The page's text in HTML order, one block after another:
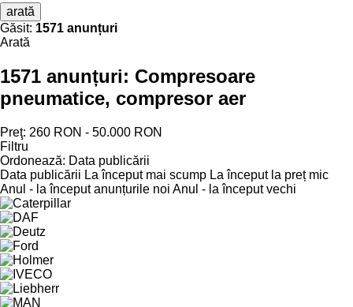
arată
Găsit: 1571 anunțuri
Arată
1571 anunțuri: Compresoare
pneumatice, compresor aer
Preţ: 260 RON - 50.000 RON
Filtru
Ordonează: Data publicării
Data publicării La început mai scump La început la preț mic
Anul - la început anunțurile noi Anul - la început vechi